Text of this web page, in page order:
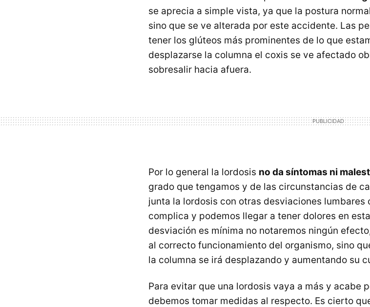
se aprecia a simple vista, ya que la postura
sino que se ve alterada por este accidente. Las
tener los glúteos más prominentes de lo que
desplazarse la columna el coxis se ve afectado
sobresalir hacia afuera.
Por lo general la lordosis no da síntomas ni
grado que tengamos y de las circunstancias de
junta la lordosis con otras desviaciones lumbares
complica y podemos llegar a tener dolores en
desviación es mínima no notaremos ningún
al correcto funcionamiento del organismo, sino
la columna se irá desplazando y aumentando su
Para evitar que una lordosis vaya a más y acabe
debemos tomar medidas al respecto. Es cierto